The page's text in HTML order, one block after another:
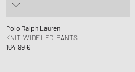
Polo Ralph Lauren
KNIT-WIDE LEG-PANTS
164,99 €